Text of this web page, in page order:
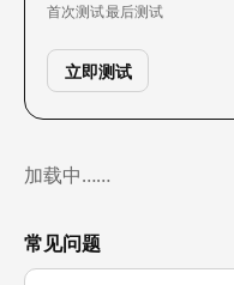
首次测试最后测试
立即测试
加载中……
常见问题